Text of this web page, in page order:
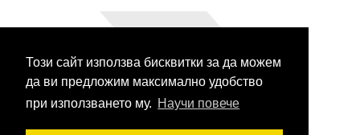
Този сайт използва бисквитки за да можем
да ви предложим максимално удобство
при използването му. Научи повече
© 2003-2026 CORHV
Всички права запазени.